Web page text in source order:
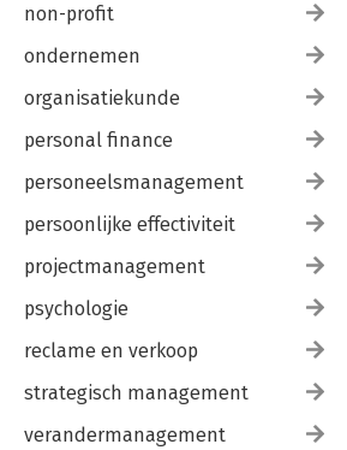
non-profit
ondernemen
organisatiekunde
personal finance
personeelsmanagement
persoonlijke effectiviteit
projectmanagement
psychologie
reclame en verkoop
strategisch management
verandermanagement